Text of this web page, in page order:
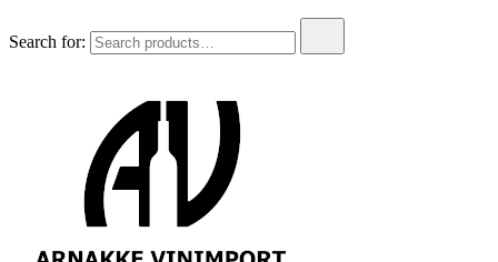
Search for: